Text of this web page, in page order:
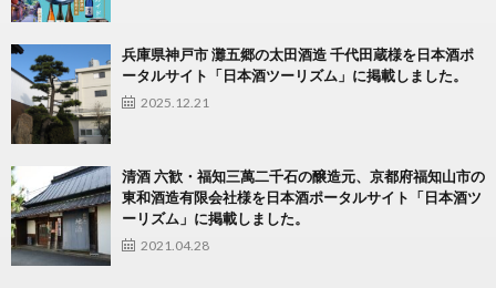
兵庫県神戸市 灘五郷の太田酒造 千代田蔵様を日本酒ポ
ータルサイト「日本酒ツーリズム」に掲載しました。
2025.12.21
清酒 六歓・福知三萬二千石の醸造元、京都府福知山市の
東和酒造有限会社様を日本酒ポータルサイト「日本酒ツ
ーリズム」に掲載しました。
2021.04.28